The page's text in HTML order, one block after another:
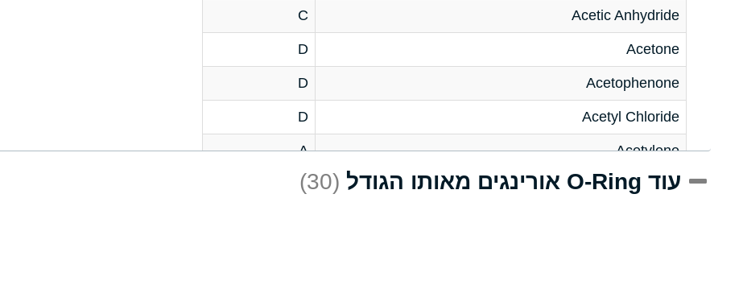
Acetic Anhydride
C
Acetone
D
Acetophenone
D
Acetyl Chloride
D
Acetylene
A
Acrlylonitrile
D עוד O-Ring אורינגים מאותו הגודל (30)